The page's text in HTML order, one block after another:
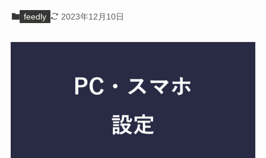
feedly 2023年12月10日